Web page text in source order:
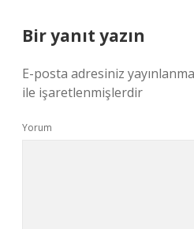
Bir yanıt yazın
E-posta adresiniz
ile işaretlenmişlerdir
Yorum